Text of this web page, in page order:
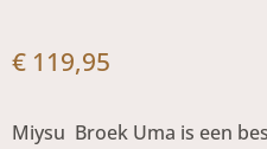
€ 119,95
Miysu Broek Uma is een